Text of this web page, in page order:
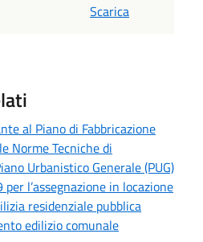
Scarica
al Piano di Fabbricazione
Norme Tecniche di
Urbanistico Generale (PUG)
l’assegnazione in locazione
residenziale pubblica
edilizio comunale